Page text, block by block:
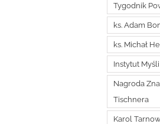
Tygodnik
ks. Adam
ks. Michał
Instytut
Nagroda
Tischnera
Karol